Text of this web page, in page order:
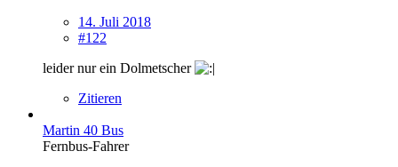
14. Juli 2018
#122
leider nur ein Dolmetscher
Zitieren
Martin 40 Bus
Fernbus-Fahrer